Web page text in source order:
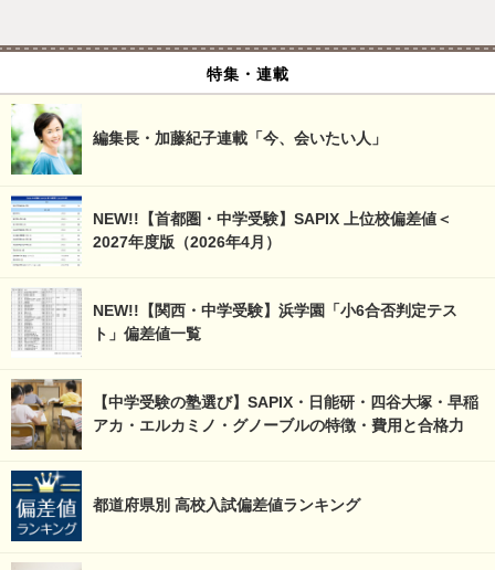
特集・連載
編集長・加藤紀子連載「今、会いたい人」
NEW!!【首都圏・中学受験】SAPIX 上位校偏差値＜
2027年度版（2026年4月）
NEW!!【関西・中学受験】浜学園「小6合否判定テス
ト」偏差値一覧
【中学受験の塾選び】SAPIX・日能研・四谷大塚・早稲
アカ・エルカミノ・グノーブルの特徴・費用と合格力
都道府県別 高校入試偏差値ランキング